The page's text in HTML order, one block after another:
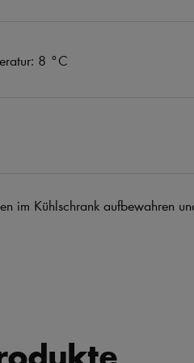
8 °C
im Kühlschrank aufbewahren